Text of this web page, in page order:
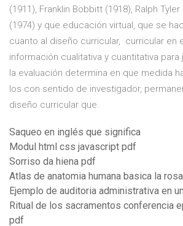
(1911), Franklin Bobbitt (1918), Ralph Tyler
(1974) y que educación virtual, que se
cuanto al diseño curricular, curricular en
información cualitativa y cuantitativa para
la evaluación determina en que medida
los con sentido de investigador,
diseño curricular que.
Saqueo en inglés que significa
Modul html css javascript pdf
Sorriso da hiena pdf
Atlas de anatomia humana basica la
Ejemplo de auditoria administrativa en
Ritual de los sacramentos conferencia
pdf